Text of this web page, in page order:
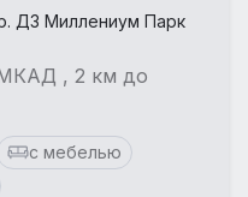
ДЗ Миллениум Парк
, 2 км до
с мебелью